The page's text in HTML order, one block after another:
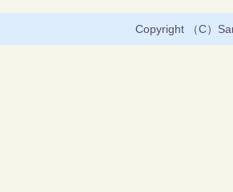
Copyright （C）